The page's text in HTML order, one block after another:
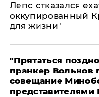
Лепс отказался
оккупированный
для жизни"
"Прятаться
пранкер Вольнов
совещание
представителями